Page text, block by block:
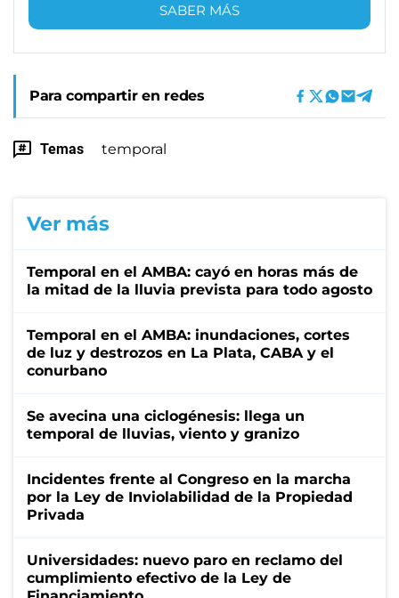
SABER MÁS
Para compartir en redes
Temas temporal
Ver más
Temporal en el AMBA: cayó en horas más de
la mitad de la lluvia prevista para todo agosto
Temporal en el AMBA: inundaciones, cortes
de luz y destrozos en La Plata, CABA y el
conurbano
Se avecina una ciclogénesis: llega un
temporal de lluvias, viento y granizo
Incidentes frente al Congreso en la marcha
por la Ley de Inviolabilidad de la Propiedad
Privada
Universidades: nuevo paro en reclamo del
cumplimiento efectivo de la Ley de